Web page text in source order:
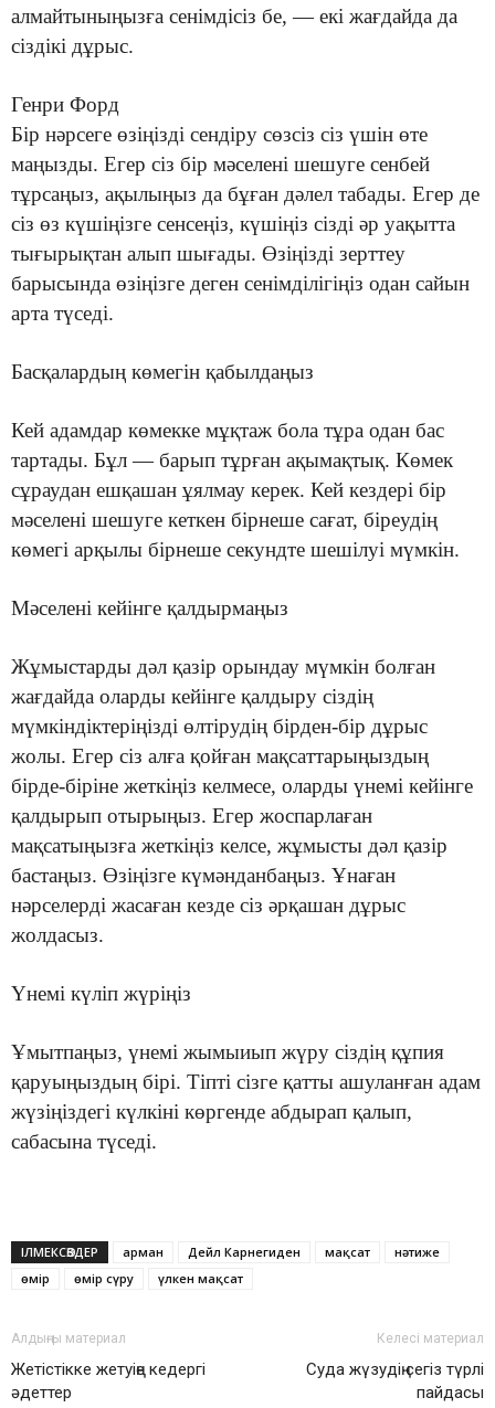
алмайтыныңызға сенімдісіз бе, — екі жағдайда да
сіздікі дұрыс.
Генри Форд
Бір нәрсеге өзіңізді сендіру сөзсіз сіз үшін өте
маңызды. Егер сіз бір мәселені шешуге сенбей
тұрсаңыз, ақылыңыз да бұған дәлел табады. Егер де
сіз өз күшіңізге сенсеңіз, күшіңіз сізді әр уақытта
тығырықтан алып шығады. Өзіңізді зерттеу
барысында өзіңізге деген сенімділігіңіз одан сайын
арта түседі.
Басқалардың көмегін қабылдаңыз
Кей адамдар көмекке мұқтаж бола тұра одан бас
тартады. Бұл — барып тұрған ақымақтық. Көмек
сұраудан ешқашан ұялмау керек. Кей кездері бір
мәселені шешуге кеткен бірнеше сағат, біреудің
көмегі арқылы бірнеше секундте шешілуі мүмкін.
Мәселені кейінге қалдырмаңыз
Жұмыстарды дәл қазір орындау мүмкін болған
жағдайда оларды кейінге қалдыру сіздің
мүмкіндіктеріңізді өлтірудің бірден-бір дұрыс
жолы. Егер сіз алға қойған мақсаттарыңыздың
бірде-біріне жеткіңіз келмесе, оларды үнемі кейінге
қалдырып отырыңыз. Егер жоспарлаған
мақсатыңызға жеткіңіз келсе, жұмысты дәл қазір
бастаңыз. Өзіңізге күмәнданбаңыз. Ұнаған
нәрселерді жасаған кезде сіз әрқашан дұрыс
жолдасыз.
Үнемі күліп жүріңіз
Ұмытпаңыз, үнемі жымыиып жүру сіздің құпия
қаруыңыздың бірі. Тіпті сізге қатты ашуланған адам
жүзіңіздегі күлкіні көргенде абдырап қалып,
сабасына түседі.
ІЛМЕКСӨЗДЕР арман Дейл Карнегиден мақсат
нәтиже
өмір
өмір сүру үлкен мақсат
Алдыңғы материал
Жетістікке жетуіңе кедергі
әдеттер
Келесі материал
Суда жүзудің сегіз түрлі
пайдасы